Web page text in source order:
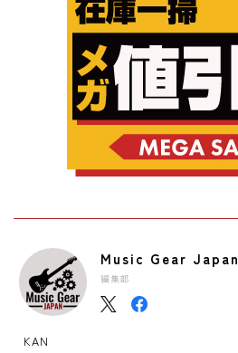
Music Gear Japan
編集部
KAN